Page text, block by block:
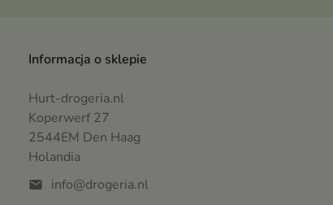
Informacja o sklepie
Hurt-drogeria.nl
Koperwerf 27
2544EM Den Haag
Holandia
mail info@drogeria.nl